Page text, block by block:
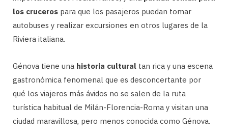
los cruceros para que los pasajeros puedan tomar
autobuses y realizar excursiones en otros lugares de la
Riviera italiana.
Génova tiene una historia cultural tan rica y una escena
gastronómica fenomenal que es desconcertante por
qué los viajeros más ávidos no se salen de la ruta
turística habitual de Milán-Florencia-Roma y visitan una
ciudad maravillosa, pero menos conocida como Génova.